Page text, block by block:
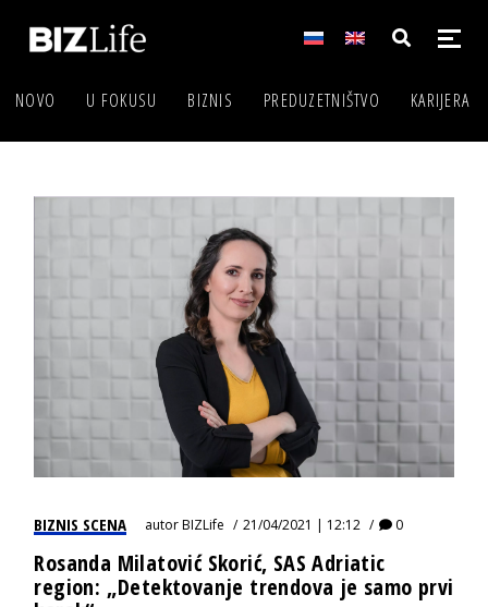
NOVO U FOKUSU BIZNIS PREDUZETNIŠTVO KARIJERA
BIZNIS SCENA autorBIZLife 21/04/2021 | 12:12 0
Rosanda Milatović Skorić, SAS Adriatic
region: „Detektovanje trendova je samo prvi